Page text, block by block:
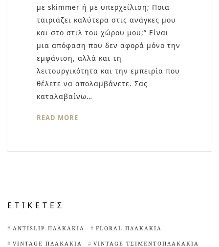
με skimmer ή με υπερχείλιση; Ποια
ταιριάζει καλύτερα στις ανάγκες μου
και στο στιλ του χώρου μου;” Είναι
μια απόφαση που δεν αφορά μόνο την
εμφάνιση, αλλά και τη
λειτουργικότητα και την εμπειρία που
θέλετε να απολαμβάνετε. Σας
καταλαβαίνω…
READ MORE
ΕΤΙΚΈΤΕΣ
ANTISLIP ΠΛΑΚΆΚΙΑ FLORAL ΠΛΑΚΆΚΙΑ
VINTAGE ΠΛΑΚΆΚΙΑ VINTAGE ΤΣΙΜΕΝΤΟΠΛΑΚΆΚΙΑ